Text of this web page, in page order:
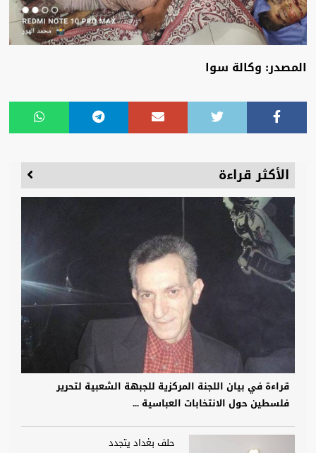
المصدر: وكالة سوا
الأكثر قراءة
قراءة في بيان اللجنة المركزية للجبهة الشعبية لتحرير
فلسطين حول الانتخابات العباسية ...
حلف بغداد يتجدد